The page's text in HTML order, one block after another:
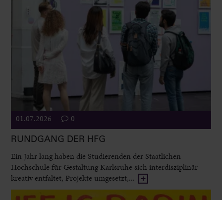
01.07.2026 0
RUNDGANG DER HFG
Ein Jahr lang haben die Studierenden der Staatlichen
Hochschule für Gestaltung Karlsruhe sich interdisziplinär
kreativ entfaltet, Projekte umgesetzt,...